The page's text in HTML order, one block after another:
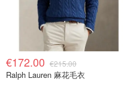
€172.00 €215.00
Ralph Lauren 麻花毛衣